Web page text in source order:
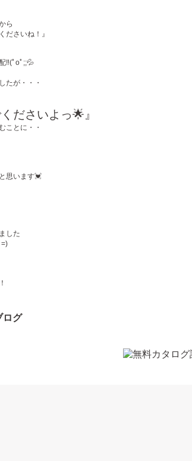
ら
ださいね！』
‼️(ﾟoﾟ;;💦
たが・・・
ださいよっ🌟』
ことに・・
思います💓
した
ログ